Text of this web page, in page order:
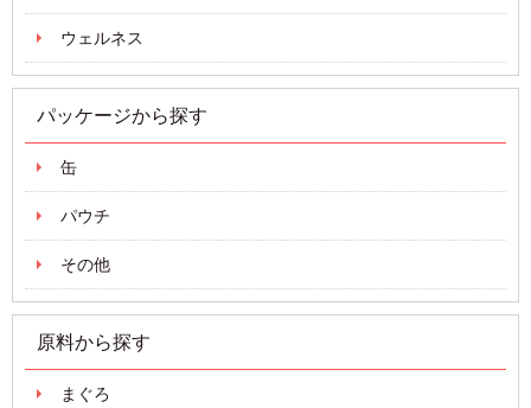
ウェルネス
パッケージから探す
缶
パウチ
その他
原料から探す
まぐろ